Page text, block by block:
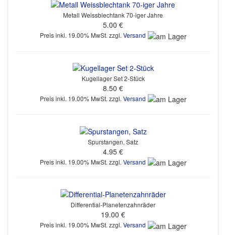
Metall Weissblechtank 70-iger Jahre
5.00 €
Preis inkl. 19.00% MwSt. zzgl. Versand
Kugellager Set 2-Stück
8.50 €
Preis inkl. 19.00% MwSt. zzgl. Versand
Spurstangen, Satz
4.95 €
Preis inkl. 19.00% MwSt. zzgl. Versand
Differential-Planetenzahnräder
19.00 €
Preis inkl. 19.00% MwSt. zzgl. Versand